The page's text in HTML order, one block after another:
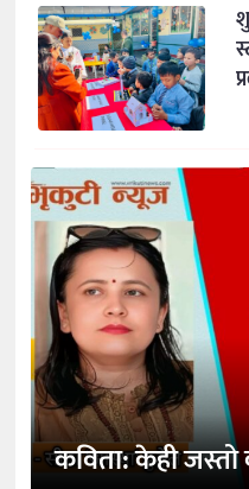
कविता: केही जस्तो